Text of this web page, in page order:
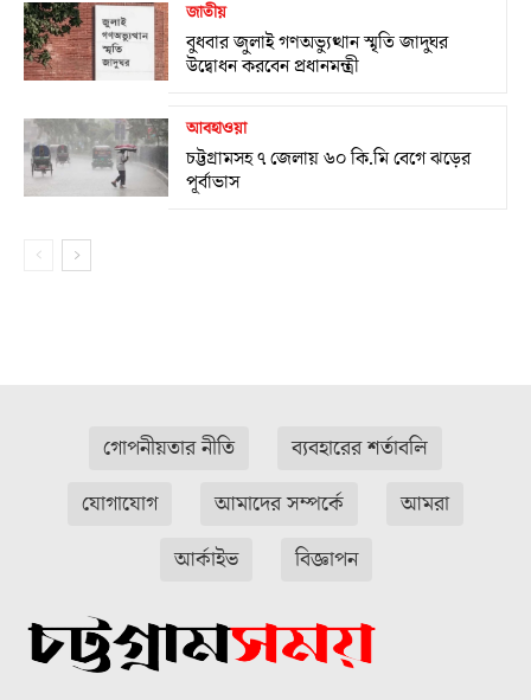
জাতীয়
বুধবার জুলাই গণঅভ্যুত্থান স্মৃতি জাদুঘর
উদ্বোধন করবেন প্রধানমন্ত্রী
আবহাওয়া
চট্টগ্রামসহ ৭ জেলায় ৬০ কি.মি বেগে ঝড়ের
পূর্বাভাস
গোপনীয়তার নীতি
ব্যবহারের শর্তাবলি
যোগাযোগ
আমাদের সম্পর্কে
আমরা
আর্কাইভ
বিজ্ঞাপন